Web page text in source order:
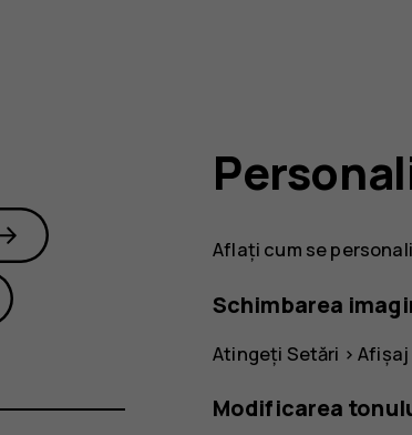
Aflați cum se
Schimbarea
Atingeți Setări >Afișaj
Modificarea